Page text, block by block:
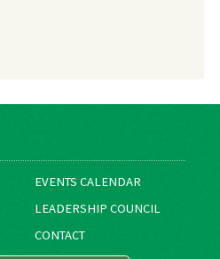
EVENTS CALENDAR
LEADERSHIP COUNCIL
CONTACT